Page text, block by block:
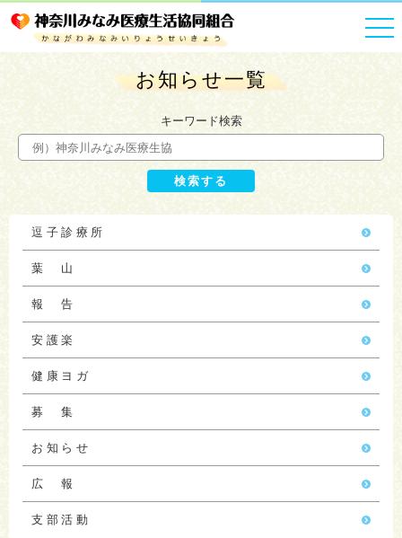
HOME お知らせ一覧
お知らせ一覧
キーワード検索
逗子診療所
葉 山
報 告
安護楽
健康ヨガ
募 集
お知らせ
広 報
支部活動